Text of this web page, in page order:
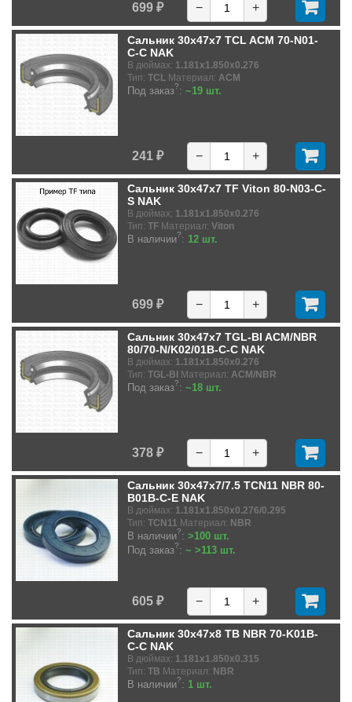
699 ₽ − +
Сальник 30x47x7 TCL ACM 70-N01-
C-C NAK
В дюймах: 1.181x1.850x0.276
Тип: TCL Материал: ACM
Под заказ?: ~19 шт.
241 ₽ − +
Сальник 30x47x7 TF Viton 80-N03-C-
S NAK
В дюймах: 1.181x1.850x0.276
Тип: TF Материал: Viton
В наличии?: 12 шт.
699 ₽ − +
Сальник 30x47x7 TGL-BI ACM/NBR
80/70-N/K02/01B-C-C NAK
В дюймах: 1.181x1.850x0.276
Тип: TGL-BI Материал: ACM/NBR
Под заказ?: ~18 шт.
378 ₽ − +
Сальник 30x47x7/7.5 TCN11 NBR 80-
B01B-C-E NAK
В дюймах: 1.181x1.850x0.276/0.295
Тип: TCN11 Материал: NBR
В наличии?: >100 шт.
Под заказ?: ~ >113 шт.
605 ₽ − +
Сальник 30x47x8 TB NBR 70-K01B-
C-C NAK
В дюймах: 1.181x1.850x0.315
Тип: TB Материал: NBR
В наличии?: 1 шт.